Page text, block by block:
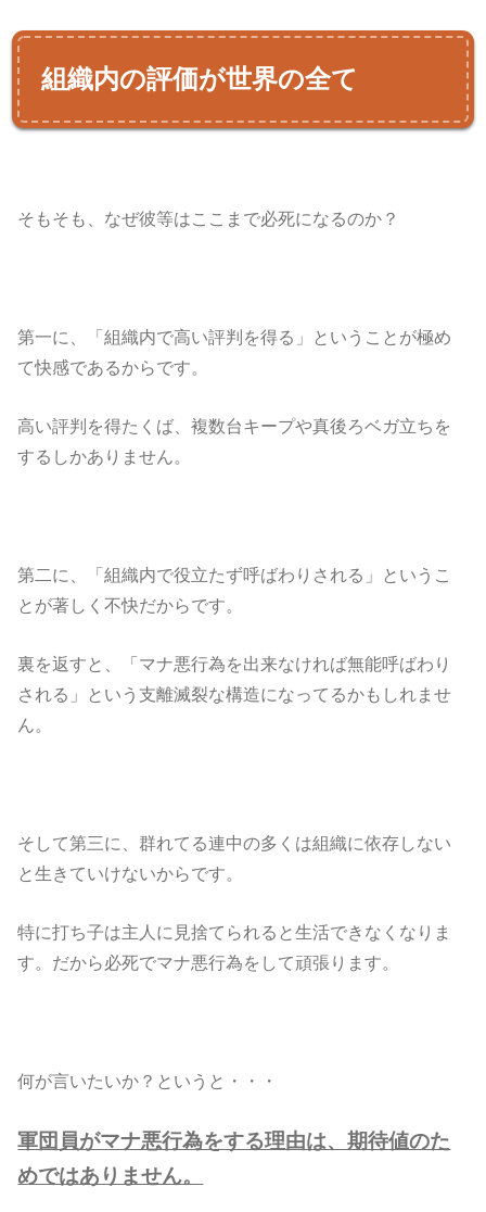
組織内の評価が世界の全て
そもそも、なぜ彼等はここまで必死になるのか？
第一に、「組織内で高い評判を得る」ということが極め
て快感であるからです。
高い評判を得たくば、複数台キープや真後ろベガ立ちを
するしかありません。
第二に、「組織内で役立たず呼ばわりされる」というこ
とが著しく不快だからです。
裏を返すと、「マナ悪行為を出来なければ無能呼ばわり
される」という支離滅裂な構造になってるかもしれませ
ん。
そして第三に、群れてる連中の多くは組織に依存しない
と生きていけないからです。
特に打ち子は主人に見捨てられると生活できなくなりま
す。だから必死でマナ悪行為をして頑張ります。
何が言いたいか？というと・・・
軍団員がマナ悪行為をする理由は、期待値のた
めではありません。